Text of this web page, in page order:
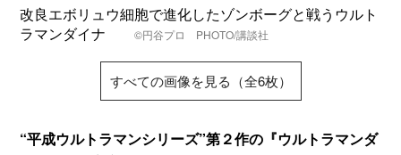
改良エボリュウ細胞で進化したゾンボーグと戦うウルト
ラマンダイナ©円谷プロ PHOTO/講談社
すべての画像を見る（全6枚）
“平成ウルトラマンシリーズ”第２作の『ウルトラマンダ